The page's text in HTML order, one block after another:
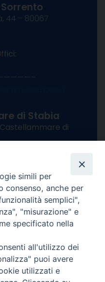
44 – 80067
di Stabia
Castellammare di
– 13:00
– 12:30
su
Channel
simili per
consenso, anche per
semplici",
"misurazione" e
specificato nella
all'utilizzo dei
puoi avere
utilizzati e